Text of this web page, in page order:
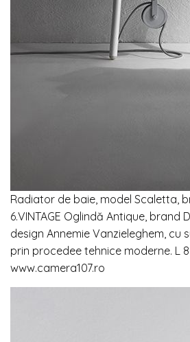
Radiator de baie, model Scaletta,
6.VINTAGE Oglindă Antique, brand
design Annemie Vanzieleghem,
prin procedee tehnice moderne. L
www.camera107.ro